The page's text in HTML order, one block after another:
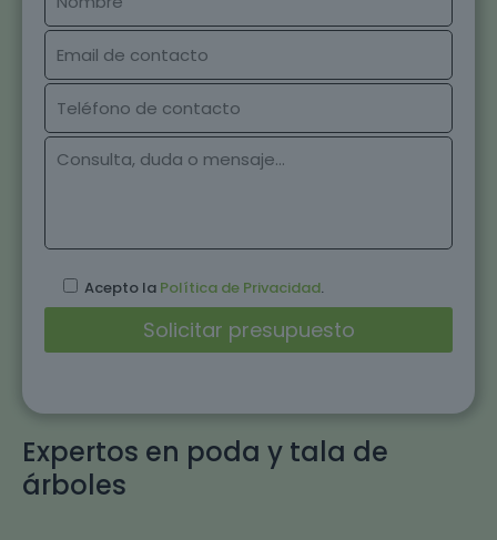
Expertos en poda y tala de
árboles
Acepto la Política de Privacidad.